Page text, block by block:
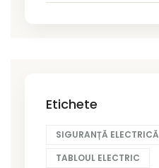
Etichete
SIGURANȚĂ ELECTRICĂ
TABLOUL ELECTRIC